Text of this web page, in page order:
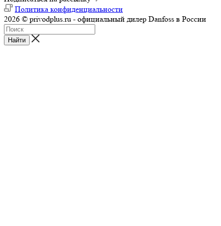
Политика конфиденциальности
2026 © privodplus.ru - официальный дилер Danfoss в России
Найти